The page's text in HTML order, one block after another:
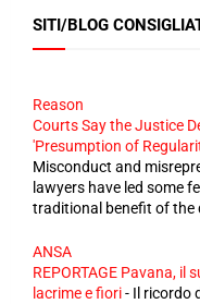
SITI/BLOG
Reason
Courts Say the Justice
'Presumption of
Misconduct and
lawyers have led some
traditional benefit of the
ANSA
REPORTAGE Pavana, il
lacrime e fiori- Il ricordo